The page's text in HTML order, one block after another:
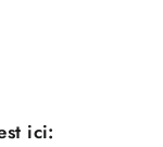
ici: